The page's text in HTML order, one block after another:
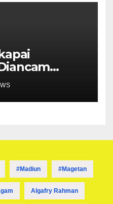
#madiun #magetan
Algafry Rahman